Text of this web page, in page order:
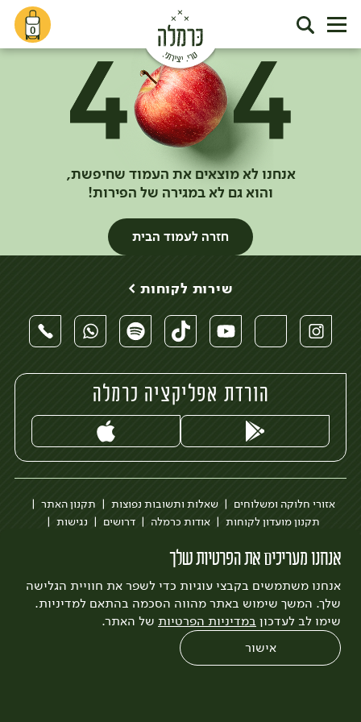
0
אנחנו לא מוצאים את העמוד שחיפשת,
והוא גם לא במגירה של הפירות!
חזרה לעמוד הבית
אנחנו מעריכים את הפרטיות שלך
אנחנו משתמשים בקבצי עוגיות כדי לשפר את חוויית הגלישה
שלך. המשך שימוש באתר מהווה הסכמה בהתאם למדיניות.
שימו לב לעדכון במדיניות הפרטיות של האתר.
אישור
שירות לקוחות >
הורדת אפליקציה כרמלה
אזורי חלוקה ומשלוחים שאלות ותשובות נפוצות
תקנון האתר
תקנון מועדון לקוחות
אודות כרמלה דרושים
נגישות
לצפייה בעדכון מדיניות פרטיות
עיצוב:3bears פיתוח:Quatro